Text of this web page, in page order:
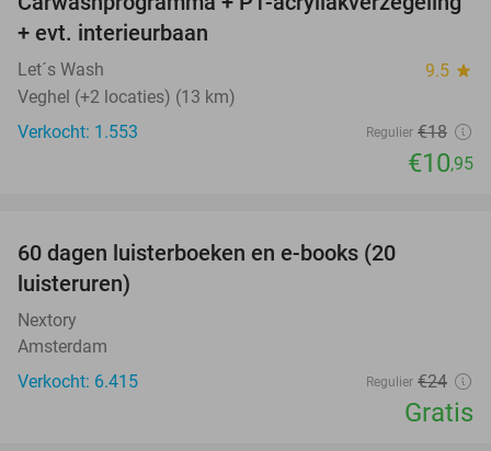
39%
+ evt. interieurbaan
Let´s Wash 9.5 star
Veghel (+2 locaties) (13 km)
Verkocht: 1.553
Regulier €18
€10,95
60 dagen luisterboeken en e-books (20
luisteruren)
Nextory
Amsterdam
Verkocht: 6.415
Regulier €24
Gratis